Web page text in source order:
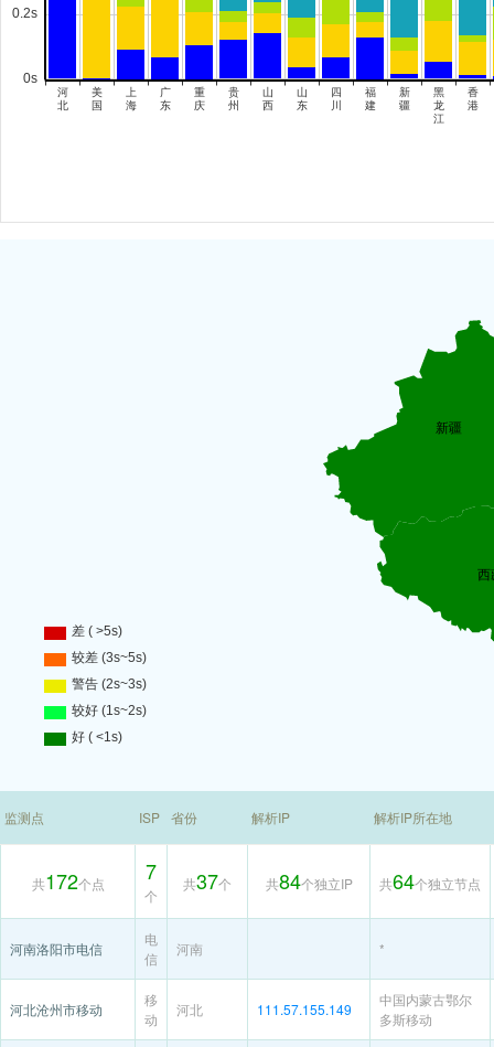
监测点 ISP 省份 解析IP 解析IP所在地
共172个点 7
个
共37个 共84个独立IP 共64个独立节点
河南洛阳市电信
电
信
河南 *
河北沧州市移动
移
动
河北 111.57.155.149
中国内蒙古鄂尔
多斯移动